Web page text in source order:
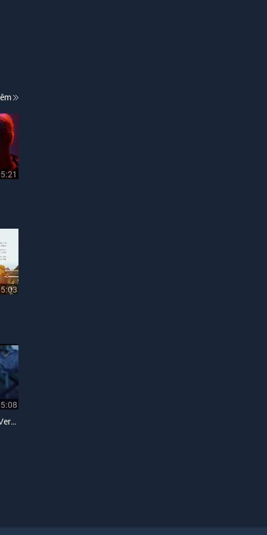
Em Sẽ Buông Tay (Drama Version)